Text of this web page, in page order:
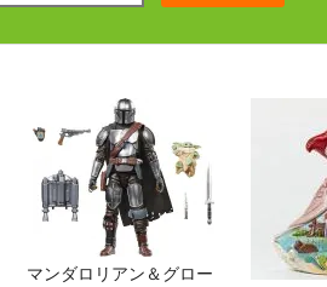
マンダロリアン＆グロー